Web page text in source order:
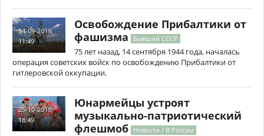
14-09-2019,
11:49
Освобождение Прибалтики от
фашизма
Бывший СССР
75 лет назад, 14 сентября 1944 года, началась
операция советских войск по освобождению Прибалтики от
гитлеровской оккупации.
25-10-2018,
18:49
Юнармейцы устроят
музыкально-патриотический
флешмоб Новости / В России